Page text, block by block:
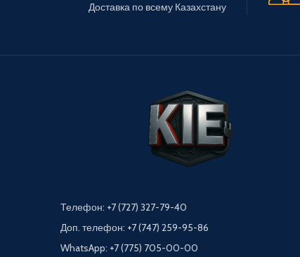
Доставка по всему Казахстану
Телефон: +7 (727) 327-79-40
Доп. телефон: +7 (747) 259-95-86
WhatsApp: +7 (775) 705-00-00